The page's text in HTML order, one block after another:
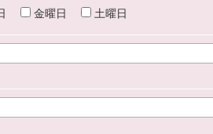
金曜日 土曜日